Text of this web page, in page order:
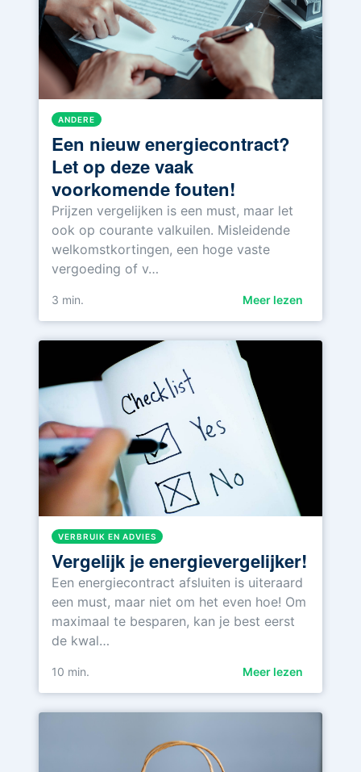
ANDERE
Een nieuw energiecontract?
Let op deze vaak
voorkomende fouten!
Prijzen vergelijken is een must, maar let
ook op courante valkuilen. Misleidende
welkomstkortingen, een hoge vaste
vergoeding of v…
3 min. Meer lezen
VERBRUIK EN ADVIES
Vergelijk je energievergelijker!
Een energiecontract afsluiten is uiteraard
een must, maar niet om het even hoe! Om
maximaal te besparen, kan je best eerst
de kwal…
10 min. Meer lezen